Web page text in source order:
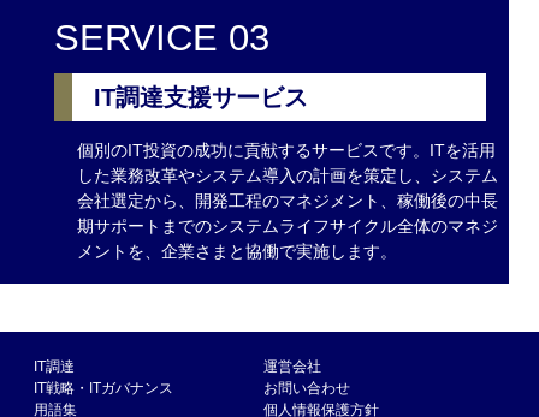
SERVICE 03
IT調達支援サービス
個別のIT投資の成功に貢献するサービスです。ITを活用
した業務改革やシステム導入の計画を策定し、システム
会社選定から、開発工程のマネジメント、稼働後の中長
期サポートまでのシステムライフサイクル全体のマネジ
メントを、企業さまと協働で実施します。
IT調達
IT戦略・ITガバナンス
用語集
運営会社
お問い合わせ
個人情報保護方針